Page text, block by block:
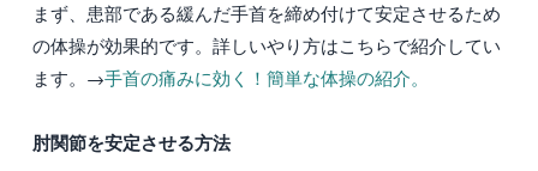
まず、患部である緩んだ手首を締め付けて安定させるため
の体操が効果的です。詳しいやり方はこちらで紹介してい
ます。→手首の痛みに効く！簡単な体操の紹介。
肘関節を安定させる方法